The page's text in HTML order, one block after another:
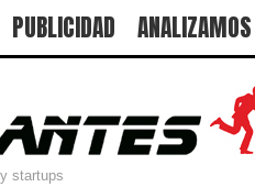
PUBLICIDAD
startups